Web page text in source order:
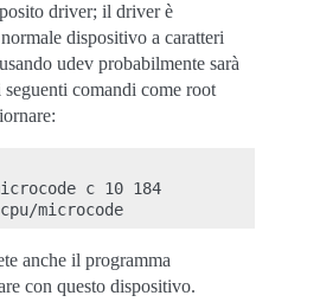
driver; il driver è
dispositivo a caratteri
udev probabilmente sarà
seguenti comandi come root
c 10 184
anche il programma
con questo dispositivo.